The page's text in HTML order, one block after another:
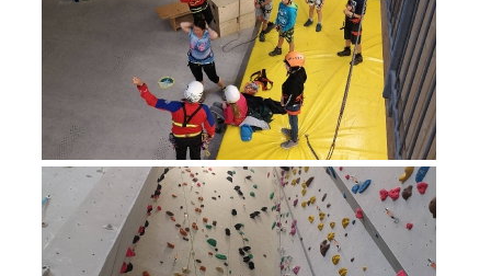
Procédure d'alarme